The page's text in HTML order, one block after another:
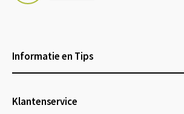
Informatie en Tips
Klantenservice